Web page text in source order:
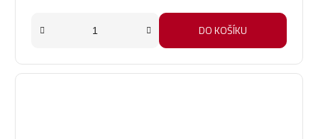
DO KOŠÍKU